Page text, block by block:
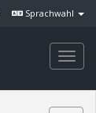
Sprachwahl